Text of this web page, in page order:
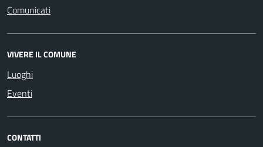
Comunicati
VIVERE IL COMUNE
Luoghi
Eventi
CONTATTI